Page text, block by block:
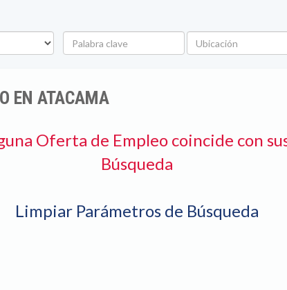
Palabra
clave
Ubicación
EN ATACAMA
Oferta de Empleo coincide con
Búsqueda
Limpiar Parámetros de Búsqueda